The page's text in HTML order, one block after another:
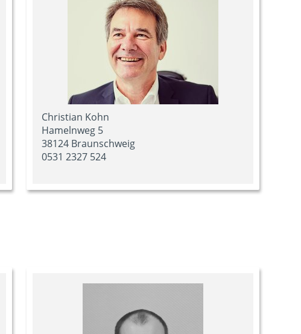
Christian Kohn
Hamelnweg 5
38124 Braunschweig
0531 2327 524